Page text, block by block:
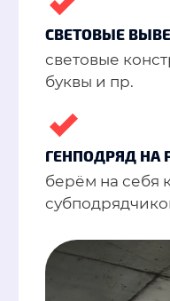
СВЕТОВЫЕ
световые
буквы и пр.
ГЕНПОДРЯД
берём на себя